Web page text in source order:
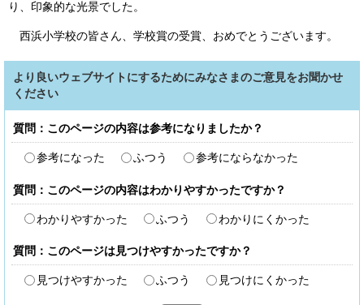
り、印象的な光景でした。
西浜小学校の皆さん、学校賞の受賞、おめでとうございます。
より良いウェブサイトにするためにみなさまのご意見をお聞かせ
ください
質問：このページの内容は参考になりましたか？
参考になった ふつう 参考にならなかった
質問：このページの内容はわかりやすかったですか？
わかりやすかった ふつう わかりにくかった
質問：このページは見つけやすかったですか？
見つけやすかった ふつう 見つけにくかった